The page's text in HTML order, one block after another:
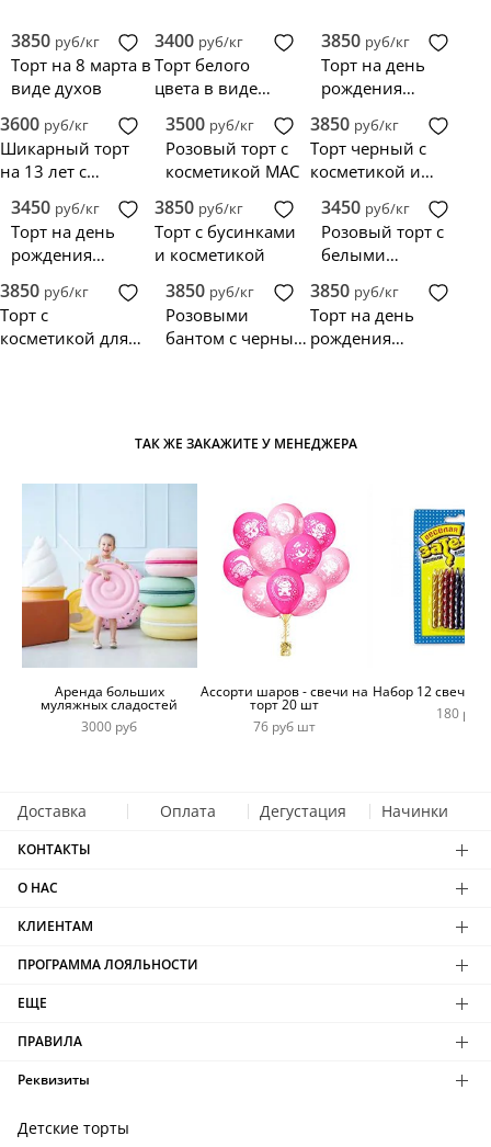
3850 руб/кг
Торт на 8 марта в
виде духов
3400 руб/кг
Торт белого
цвета в виде
Шанель
3850 руб/кг
Торт на день
рождения
косметикой
3600 руб/кг
Шикарный торт
на 13 лет с
розами
3500 руб/кг
Розовый торт с
косметикой MAC
3850 руб/кг
Торт черный с
косметикой и
3450 руб/кг
Торт на день
рождения
3850 руб/кг
Торт с бусинками
и косметикой
3450 руб/кг
Розовый торт с
белыми
косметикой
3850 руб/кг
Торт с
косметикой для
3850 руб/кг
Розовыми
бантом с черным
3850 руб/кг
Торт на день
рождения
ТАК ЖЕ ЗАКАЖИТЕ У МЕНЕДЖЕРА
Аренда больших
муляжных сладостей
3000 руб
Ассорти шаров - свечи на
торт 20 шт
76 руб шт
Набор 12 свечей
180 руб
Доставка Оплата Дегустация Начинки
КОНТАКТЫ
О НАС
КЛИЕНТАМ
ПРОГРАММА ЛОЯЛЬНОСТИ
ЕЩЕ
ПРАВИЛА
Реквизиты
Детские торты